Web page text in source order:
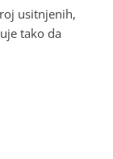
usitnjenih,
tako da